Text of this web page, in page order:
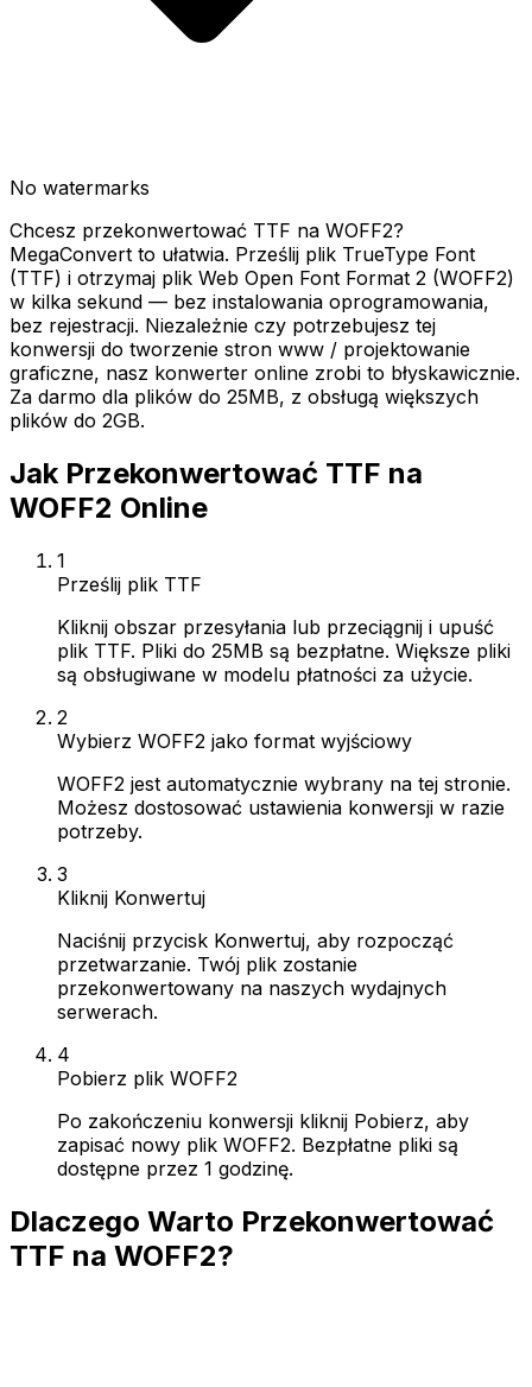
No watermarks
Chcesz przekonwertować TTF na WOFF2?
MegaConvert to ułatwia. Prześlij plik TrueType Font
(TTF) i otrzymaj plik Web Open Font Format 2 (WOFF2)
w kilka sekund — bez instalowania oprogramowania,
bez rejestracji. Niezależnie czy potrzebujesz tej
konwersji do tworzenie stron www / projektowanie
graficzne, nasz konwerter online zrobi to błyskawicznie.
Za darmo dla plików do 25MB, z obsługą większych
plików do 2GB.
Jak Przekonwertować TTF na
WOFF2 Online
1
Prześlij plik TTF
Kliknij obszar przesyłania lub przeciągnij i upuść
plik TTF. Pliki do 25MB są bezpłatne. Większe pliki
są obsługiwane w modelu płatności za użycie.
2
Wybierz WOFF2 jako format wyjściowy
WOFF2 jest automatycznie wybrany na tej stronie.
Możesz dostosować ustawienia konwersji w razie
potrzeby.
3
Kliknij Konwertuj
Naciśnij przycisk Konwertuj, aby rozpocząć
przetwarzanie. Twój plik zostanie
przekonwertowany na naszych wydajnych
serwerach.
4
Pobierz plik WOFF2
Po zakończeniu konwersji kliknij Pobierz, aby
zapisać nowy plik WOFF2. Bezpłatne pliki są
dostępne przez 1 godzinę.
Dlaczego Warto Przekonwertować
TTF na WOFF2?